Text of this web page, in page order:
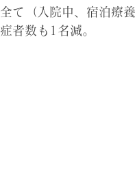
全て（入院中、宿泊療
症者数も1名減。